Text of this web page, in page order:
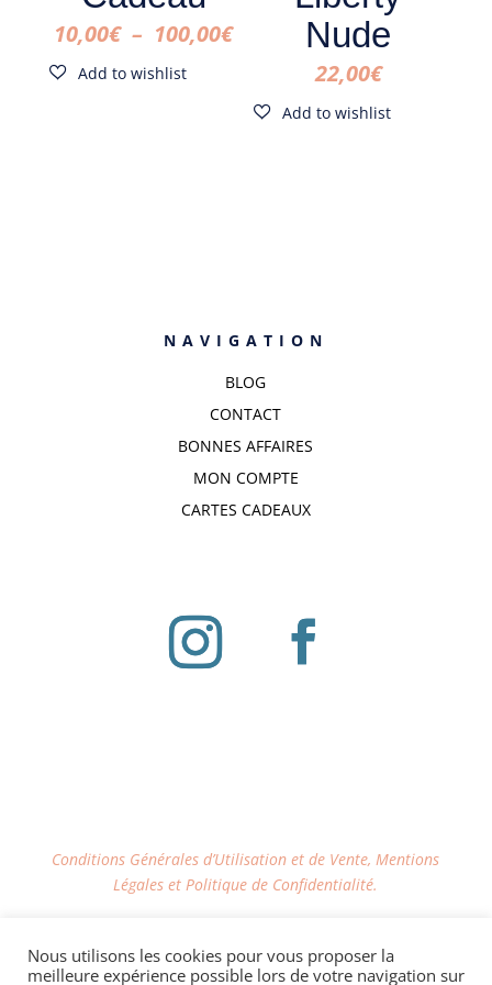
10,00€ – 100,00€Plage
prix :
Nude
22,00€
NAVIGATION
BLOG
CONTACT
BONNES AFFAIRES
MON COMPTE
CARTES CADEAUX
Conditions Générales d’Utilisation et de Vente, Mentions
Légales et Politique de Confidentialité.
100€ d'achat sur le site
Nous utilisons les cookies pour vous proposer la
meilleure expérience possible lors de votre navigation sur